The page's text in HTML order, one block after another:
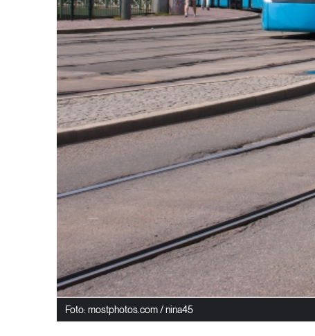
Foto: mostphotos.com / nina45